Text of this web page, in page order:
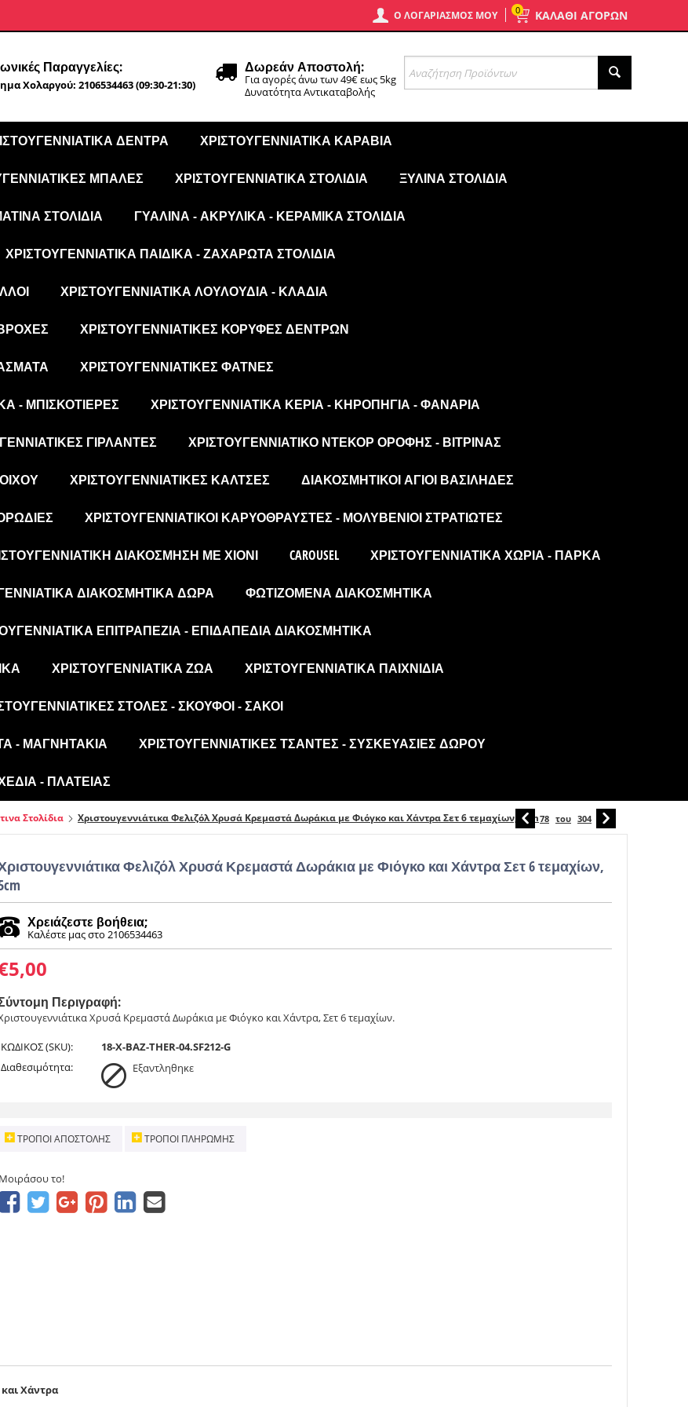
ΚΑΛΑΘΙ ΑΓΟΡΩΝ
0
Ο ΛΟΓΑΡΙΑΣΜΌΣ ΜΟΥ
Παραγγελίες:
Χολαργού: 2106534463 (09:30-21:30)
Δωρεάν Αποστολή:
Για αγορές άνω των 49€ εως 5kg
Δυνατότητα Αντικαταβολής
ΔΈΝΤΡΑ ΧΡΙΣΤΟΥΓΕΝΝΙΆΤΙΚΑ ΚΑΡΆΒΙΑ
ΜΠΆΛΕΣ ΧΡΙΣΤΟΥΓΕΝΝΙΆΤΙΚΑ ΣΤΟΛΊΔΙΑ ΞΎΛΙΝΑ ΣΤΟΛΊΔΙΑ
ΣΤΟΛΊΔΙΑ ΓΥΆΛΙΝΑ - ΑΚΡΥΛΙΚΆ - ΚΕΡΑΜΙΚΆ ΣΤΟΛΊΔΙΑ
ΧΡΙΣΤΟΥΓΕΝΝΙΆΤΙΚΑ ΠΑΙΔΙΚΆ - ΖΑΧΑΡΩΤΆ ΣΤΟΛΊΔΙΑ
ΧΡΙΣΤΟΥΓΕΝΝΙΆΤΙΚΑ ΛΟΥΛΟΎΔΙΑ - ΚΛΑΔΙΆ
ΧΡΙΣΤΟΥΓΕΝΝΙΆΤΙΚΕΣ ΚΟΡΥΦΈΣ ΔΈΝΤΡΩΝ
ΧΡΙΣΤΟΥΓΕΝΝΙΆΤΙΚΕΣ ΦΆΤΝΕΣ
- ΜΠΙΣΚΟΤΙΈΡΕΣ ΧΡΙΣΤΟΥΓΕΝΝΙΆΤΙΚΑ ΚΕΡΙΆ - ΚΗΡΟΠΉΓΙΑ - ΦΑΝΆΡΙΑ
ΓΙΡΛΆΝΤΕΣ ΧΡΙΣΤΟΥΓΕΝΝΙΆΤΙΚΟ ΝΤΕΚΌΡ ΟΡΟΦΉΣ - ΒΙΤΡΊΝΑΣ
ΧΡΙΣΤΟΥΓΕΝΝΙΆΤΙΚΕΣ ΚΆΛΤΣΕΣ ΔΙΑΚΟΣΜΗΤΙΚΟΊ ΆΓΙΟΙ ΒΑΣΊΛΗΔΕΣ
ΧΡΙΣΤΟΥΓΕΝΝΙΆΤΙΚΟΙ ΚΑΡΥΟΘΡΑΎΣΤΕΣ - ΜΟΛΥΒΈΝΙΟΙ ΣΤΡΑΤΙΏΤΕΣ
ΔΙΑΚΌΣΜΗΣΗ ΜΕ ΧΙΌΝΙ CAROUSEL ΧΡΙΣΤΟΥΓΕΝΝΙΆΤΙΚΑ ΧΩΡΙΆ - ΠΆΡΚΑ
ΔΙΑΚΟΣΜΗΤΙΚΆ ΔΏΡΑ ΦΩΤΙΖΌΜΕΝΑ ΔΙΑΚΟΣΜΗΤΙΚΆ
ΕΠΙΤΡΑΠΈΖΙΑ - ΕΠΙΔΑΠΈΔΙΑ ΔΙΑΚΟΣΜΗΤΙΚΆ
ΧΡΙΣΤΟΥΓΕΝΝΙΆΤΙΚΑ ΖΏΑ ΧΡΙΣΤΟΥΓΕΝΝΙΆΤΙΚΑ ΠΑΙΧΝΊΔΙΑ
ΣΤΟΛΈΣ - ΣΚΟΎΦΟΙ - ΣΆΚΟΙ
- ΜΑΓΝΗΤΆΚΙΑ ΧΡΙΣΤΟΥΓΕΝΝΙΆΤΙΚΕΣ ΤΣΆΝΤΕΣ - ΣΥΣΚΕΥΑΣΊΕΣ ΔΏΡΟΥ
- ΠΛΑΤΕΊΑΣ
Στολίδια Χριστουγεννιάτικα Φελιζόλ Χρυσά Κρεμαστά Δωράκια με Φιόγκο και Χάντρα Σετ 6 τεμαχίων, 5cm78 του 304
Φελιζόλ Χρυσά Κρεμαστά Δωράκια με Φιόγκο και Χάντρα Σετ 6 τεμαχίων,
Χρειάζεστε βοήθεια;
Καλέστε μας στο 2106534463
5,00
Περιγραφή:
Χρυσά Κρεμαστά Δωράκια με Φιόγκο και Χάντρα, Σετ 6 τεμαχίων.
ΚΩΔΙΚΟΣ (SKU):
18-X-BAZ-THER-04.SF212-G
Διαθεσιμότητα:
Εξαντληθηκε
ΤΡΌΠΟΙ ΑΠΟΣΤΟΛΉΣ ΤΡΌΠΟΙ ΠΛΗΡΩΜΉΣ
Μοιράσου το!
Χάντρα